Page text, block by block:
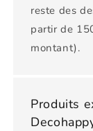
reste des
partir de
montant).
Produits